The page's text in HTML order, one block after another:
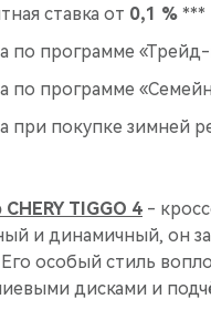
ставка от 0,1 % ***
по программе
по программе
при покупке зимней
TIGGO 4 -
и динамичный, он
особый стиль
дисками и